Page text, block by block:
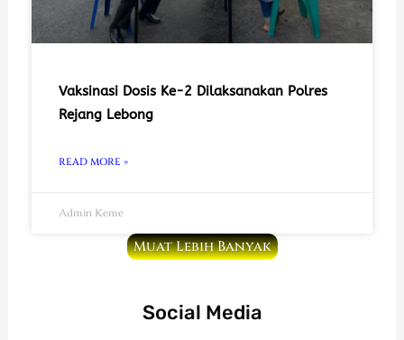
Vaksinasi Dosis Ke-2 Dilaksanakan Polres
Rejang Lebong
READ MORE »
Admin Keme
Muat Lebih Banyak
Social Media